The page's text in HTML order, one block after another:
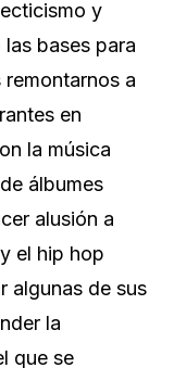
y
bases para
a
en
la música
álbumes
alusión a
el hip hop
algunas de sus
la
que se